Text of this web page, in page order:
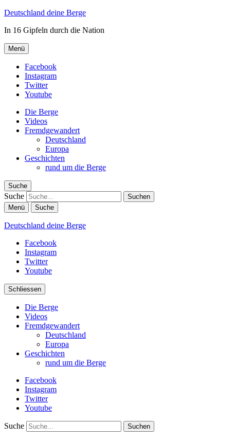
Deutschland deine Berge
In 16 Gipfeln durch die Nation
Menü
Facebook
Instagram
Twitter
Youtube
Die Berge
Videos
Fremdgewandert
Deutschland
Europa
Geschichten
rund um die Berge
Suche
Suche
Menü Suche
Deutschland deine Berge
Facebook
Instagram
Twitter
Youtube
Schliessen
Die Berge
Videos
Fremdgewandert
Deutschland
Europa
Geschichten
rund um die Berge
Facebook
Instagram
Twitter
Youtube
Suche